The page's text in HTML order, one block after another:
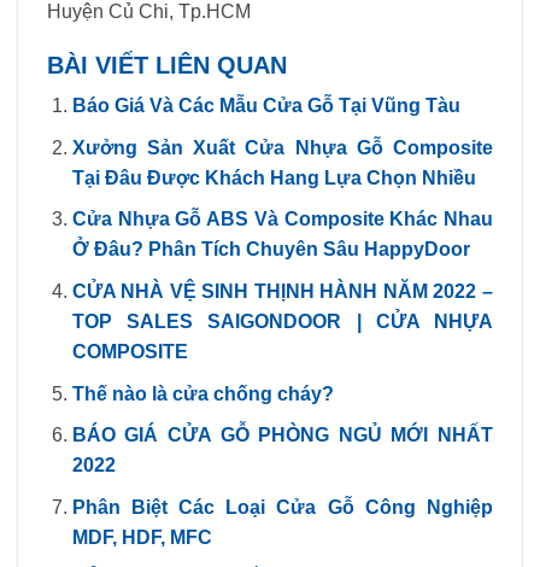
Huyện Củ Chi, Tp.HCM
BÀI VIẾT LIÊN QUAN
Báo Giá Và Các Mẫu Cửa Gỗ Tại Vũng Tàu
Xưởng Sản Xuất Cửa Nhựa Gỗ Composite
Tại Đâu Được Khách Hang Lựa Chọn Nhiều
Cửa Nhựa Gỗ ABS Và Composite Khác Nhau
Ở Đâu? Phân Tích Chuyên Sâu HappyDoor
CỬA NHÀ VỆ SINH THỊNH HÀNH NĂM 2022 –
TOP SALES SAIGONDOOR | CỬA NHỰA
COMPOSITE
Thế nào là cửa chống cháy?
BÁO GIÁ CỬA GỖ PHÒNG NGỦ MỚI NHẤT
2022
Phân Biệt Các Loại Cửa Gỗ Công Nghiệp
MDF, HDF, MFC